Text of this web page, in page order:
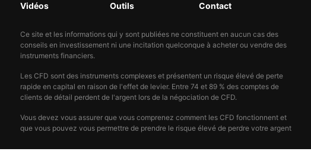
Vidéos
Outils Contact
Ce site et les informations qui y sont publiées ne constituent en aucun cas des
conseils en investissement ni une incitation quelconque à acheter ou vendre des
instruments financiers.
Les CFD sont des instruments complexes et présentent un risque élevé de perte
rapide en capital en raison de l'effet de levier. Entre 74 et 89 % des comptes de
clients de détail perdent de l'argent lors de la négociation de CFD.
Vous devez vous assurer que vous comprenez comment les CFD fonctionnent et
que vous pouvez vous permettre de prendre le risque élevé de perdre votre argent